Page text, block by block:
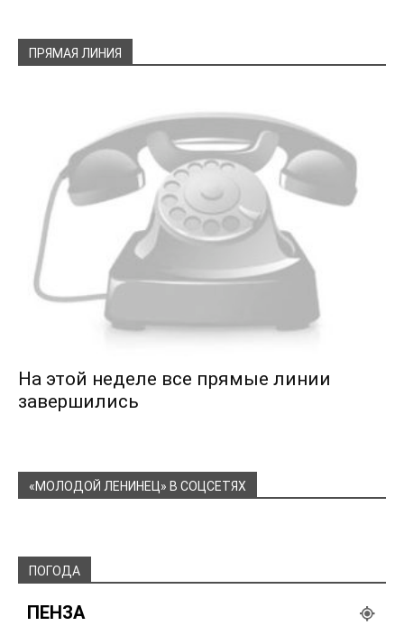
ПРЯМАЯ ЛИНИЯ
На этой неделе все прямые линии
завершились
«МОЛОДОЙ ЛЕНИНЕЦ» В СОЦСЕТЯХ
ПОГОДА
ПЕНЗА